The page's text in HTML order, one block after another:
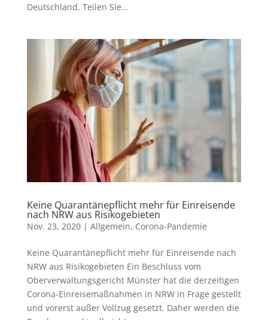
Deutschland. Teilen Sie...
Keine Quarantänepflicht mehr für Einreisende
nach NRW aus Risikogebieten
Nov. 23, 2020| Allgemein, Corona-Pandemie
Keine Quarantänepflicht mehr für Einreisende nach
NRW aus Risikogebieten Ein Beschluss vom
Oberverwaltungsgericht Münster hat die derzeitigen
Corona-Einreisemaßnahmen in NRW in Frage gestellt
und vorerst außer Vollzug gesetzt. Daher werden die